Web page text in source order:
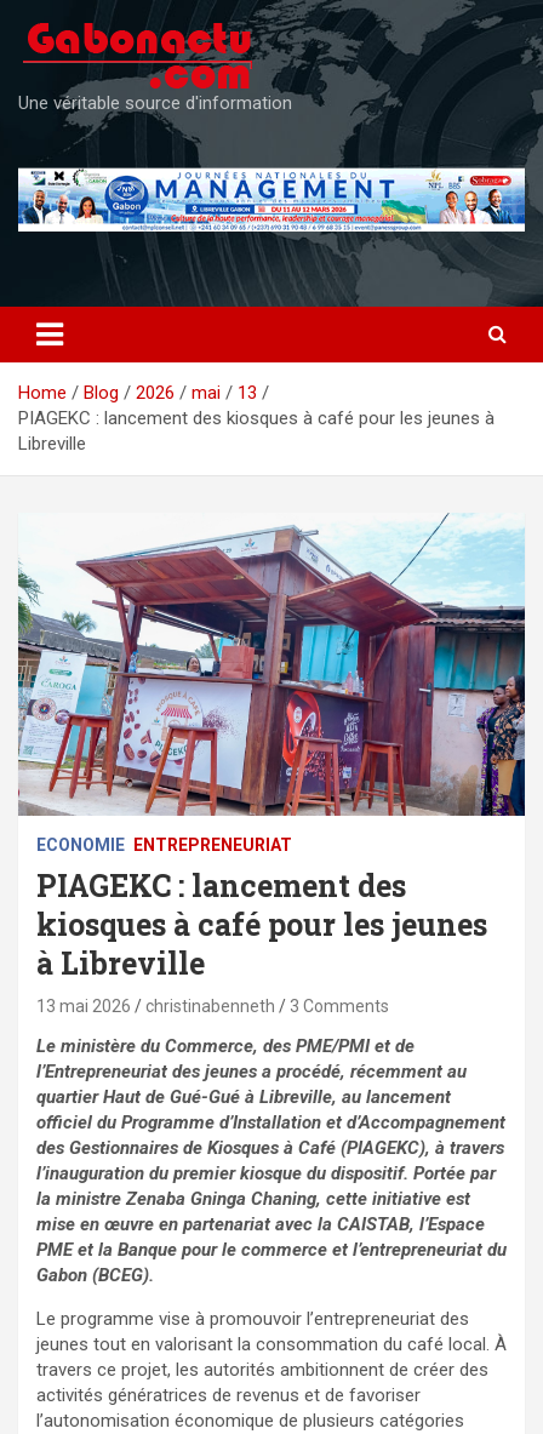
content
Une véritable source d'information
Home Blog 2026 mai
13
PIAGEKC : lancement des kiosques à café pour les jeunes à
Libreville
ECONOMIE ENTREPRENEURIAT
PIAGEKC : lancement des
kiosques à café pour les jeunes
à Libreville
13 mai 2026 christinabenneth 3 Comments
Le ministère du Commerce, des PME/PMI et de
l’Entrepreneuriat des jeunes a procédé, récemment au
quartier Haut de Gué-Gué à Libreville, au lancement
officiel du Programme d’Installation et d’Accompagnement
des Gestionnaires de Kiosques à Café (PIAGEKC), à travers
l’inauguration du premier kiosque du dispositif. Portée par
la ministre Zenaba Gninga Chaning, cette initiative est
mise en œuvre en partenariat avec la CAISTAB, l’Espace
PME et la Banque pour le commerce et l’entrepreneuriat du
Gabon (BCEG).
Le programme vise à promouvoir l’entrepreneuriat des
jeunes tout en valorisant la consommation du café local. À
travers ce projet, les autorités ambitionnent de créer des
activités génératrices de revenus et de favoriser
l’autonomisation économique de plusieurs catégories